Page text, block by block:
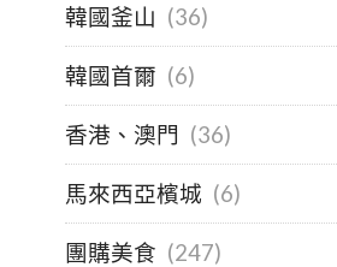
韓國釜山 (36)
韓國首爾 (6)
香港、澳門 (36)
馬來西亞檳城 (6)
團購美食 (247)